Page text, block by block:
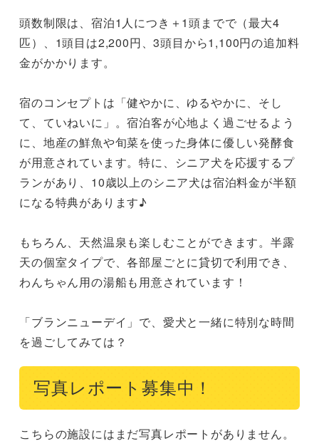
頭数制限は、宿泊1人につき＋1頭までで（最大4
匹）、1頭目は2,200円、3頭目から1,100円の追加料
金がかかります。
宿のコンセプトは「健やかに、ゆるやかに、そし
て、ていねいに」。宿泊客が心地よく過ごせるよう
に、地産の鮮魚や旬菜を使った身体に優しい発酵食
が用意されています。特に、シニア犬を応援するプ
ランがあり、10歳以上のシニア犬は宿泊料金が半額
になる特典があります♪
もちろん、天然温泉も楽しむことができます。半露
天の個室タイプで、各部屋ごとに貸切で利用でき、
わんちゃん用の湯船も用意されています！
「ブランニューデイ」で、愛犬と一緒に特別な時間
を過ごしてみては？
写真レポート募集中！
こちらの施設にはまだ写真レポートがありません。